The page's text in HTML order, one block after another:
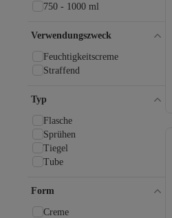
750 - 1000 ml
80 ml
Verwendungszweck
Feuchtigkeitscreme
Straffend
Typ
Flasche
Sprühen
Tiegel
Tube
Form
Creme